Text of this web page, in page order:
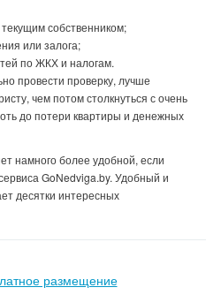
собственником;
или залога;
по ЖКХ и налогам.
провести проверку, лучше
чем потом столкнуться с очень
до потери квартиры и денежных
намного более удобной, если
GoNedviga.by. Удобный и
десятки интересных
размещение